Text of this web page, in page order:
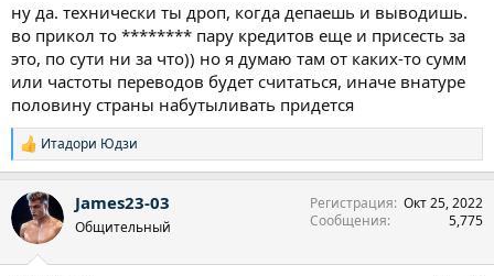
ну да. технически ты дроп, когда депаешь и выводишь.
во прикол то ******** пару кредитов еще и присесть за
это, по сути ни за что)) но я думаю там от каких-то сумм
или частоты переводов будет считаться, иначе внатуре
половину страны набутыливать придется
Р
е
к
ц
и
Итадори Юдзи
James23-03
Общительный
Регистрация Окт 25, 2022
Сообщения
5,775